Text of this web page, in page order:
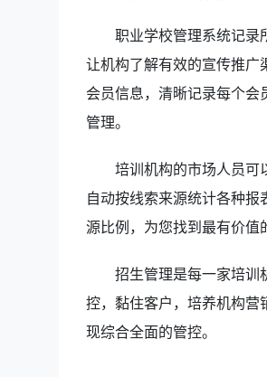
职业学校管理系统记录所
让机构了解有效的宣传推广
会员信息，清晰记录每个
管理。
培训机构的市场人员可以
自动按线索来源统计各种
源比例，为您找到最有价值
招生管理是每一家培训机
控，黏住客户，培养机构营
现综合全面的管控。